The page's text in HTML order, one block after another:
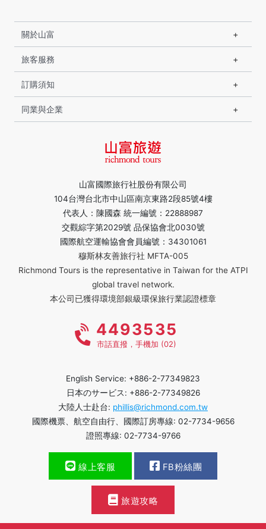
山富國際旅行社股份有限公司
104台灣台北市中山區南京東路2段85號4樓
代表人：陳國森 統一編號：22888987
交觀綜字第2029號 品保協會北0030號
國際航空運輸協會會員編號：34301061
穆斯林友善旅行社 MFTA-005
Richmond Tours is the representative in Taiwan for the ATPI
global travel network.
本公司已獲得環境部銀級環保旅行業認證標章
關於山富
旅客服務
訂購須知
同業與企業
4493535
市話直撥，手機加 (02)
English Service: +886-2-77349823
日本のサービス: +886-2-77349826
大陸人士赴台: phillis@richmond.com.tw
國際機票、航空自由行、國際訂房專線: 02-7734-9656
證照專線: 02-7734-9766
線上客服 FB粉絲團
旅遊攻略